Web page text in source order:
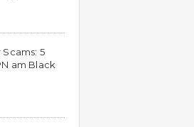
5
am Black